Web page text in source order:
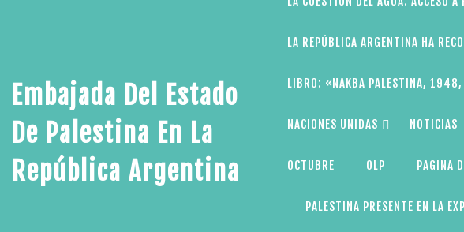
Embajada Del Estado
De Palestina En La
República Argentina
LA REPÚBLICA ARGENTINA HA
LIBRO: «NAKBA PALESTINA, 1948,
NACIONES UNIDAS NOTICIAS
OCTUBRE OLP PAGINA
PALESTINA PRESENTE EN LA